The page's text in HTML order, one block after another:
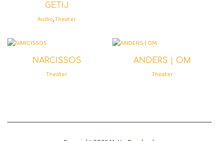
GETIJ
Audio,Theater
NARCISSOS
Theater
ANDERS | OM
Theater